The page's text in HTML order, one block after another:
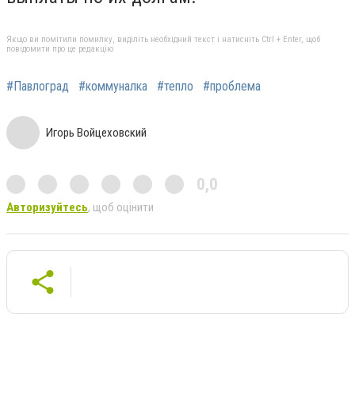
Якщо ви помітили помилку, виділіть необхідний текст і натисніть Ctrl + Enter, щоб
повідомити про це редакцію
#Павлоград #коммуналка #тепло #проблема
Игорь Войцеховский
0,0
Авторизуйтесь, щоб оцінити